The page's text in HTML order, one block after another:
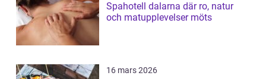
Spahotell dalarna där ro, natur
och matupplevelser möts
16 mars 2026